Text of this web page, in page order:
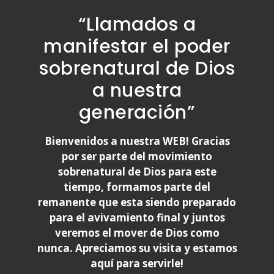
“Llamados a
manifestar el poder
sobrenatural de Dios
a nuestra
generación”
Bienvenidos a nuestra WEB! Gracias
por ser parte del movimiento
sobrenatural de Dios para este
tiempo, formamos parte del
remanente que esta siendo preparado
para el avivamiento final y juntos
veremos el mover de Dios como
nunca. Apreciamos su visita y estamos
aquí para servirle!